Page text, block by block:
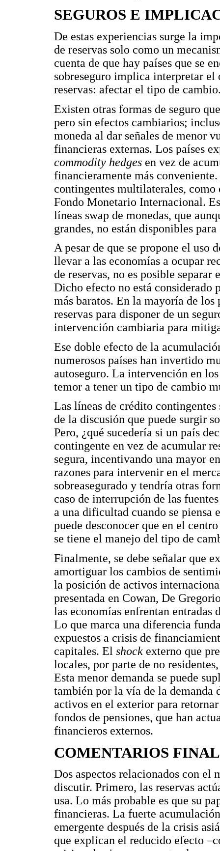
SEGUROS E
De estas experiencias surge la
de reservas solo como un
cuenta de que hay países que se
sobreseguro implica interpretar el
reservas: afectar el tipo de
Existen otras formas de seguro
pero sin efectos cambiarios;
moneda al dar señales de menor
financieras externas. Los países
commodity hedges en vez de
financieramente más
contingentes multilaterales, como
Fondo Monetario Internacional.
líneas swap de monedas, que
grandes, no están disponibles
A pesar de que se propone el uso
llevar a las economías a ocupar
de reservas, no es posible
Dicho efecto no está considerado
más baratos. En la mayoría de
reservas para disponer de un
intervención cambiaria para
Ese doble efecto de la
numerosos países han invertido
autoseguro. La intervención en
temor a tener un tipo de cambio
Las líneas de crédito
de la discusión que puede surgir
Pero, ¿qué sucedería si un país
contingente en vez de acumular
segura, incentivando una mayor
razones para intervenir en el
sobreasegurado y tendría otras
caso de interrupción de las
a una dificultad cuando se piensa
puede desconocer que en el
se tiene el manejo del tipo de
Finalmente, se debe señalar que
amortiguar los cambios de
la posición de activos
presentada en Cowan, De
las economías enfrentan entradas
Lo que marca una diferencia
expuestos a crisis de
capitales. El shock externo que
locales, por parte de no
Esta menor demanda se puede
también por la vía de la demanda
activos en el exterior para
fondos de pensiones, que han
financieros externos.
COMENTARIOS
Dos aspectos relacionados con el
discutir. Primero, las reservas
usa. Lo más probable es que su
financieras. La fuerte
emergente después de la crisis
que explican el reducido efecto